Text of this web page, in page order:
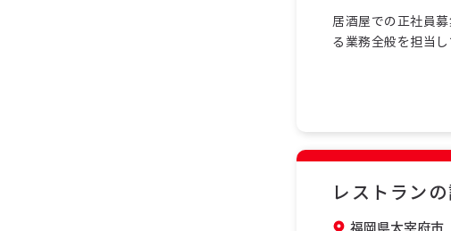
居酒屋での正社員募
る業務全般を担当
して働ける環境で
ます。正社員とし
レストラン